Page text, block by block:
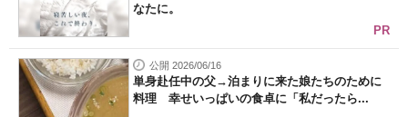
なたに。
PR
公開 2026/06/16
単身赴任中の父→泊まりに来た娘たちのために
料理 幸せいっぱいの食卓に「私だったら...